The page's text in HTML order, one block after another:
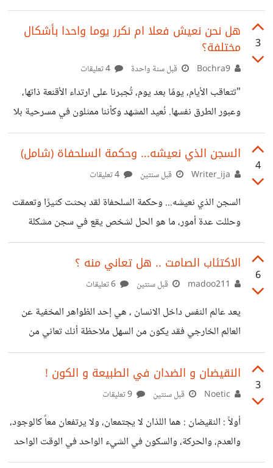
الحقيقي. نحضر في الأماكن، نؤدي المهام، نرد على الرسائل،
نبتسم في الصور ..لكن أرواحنا في مكانٍ آخر… أو ربما في لا
مكان. صرنا نعيش الحياة وكأننا في وضع الطيران ..! نغلق على
مشاعرنا، نؤجل أسئلتنا، ونتحرك آلياً بين مسؤولية وأخرى .. ننجز
كل شيء… إلا أنفسنا ..! الغريب أن الغياب لم يعد مرتبطًا بالحزن،
بل بالإنهاك. إنها تلك الحالة التي تجعلك تجلس مع من تحب دون
3
هل نحن نعيش فعلا ام نكرر يوما واحدا بأشكال
مختلفة؟
قبل سنة واحدة
"تتعاقب الأيام، يومًا بعد يوم، تُجبرنا على ارتداء الأقنعة ذاتها،
وعبور الطرق نفسها. نُعيد المشهد وكأننا ممثلون في مسرحية بلا
نهاية، ننتظر تغييرًا بسيطًا، حتى ننسى أننا نعيش يومًا جديدًا.
الساعة تمر، الدقيقة تمر، يحل الصباح ويتبعه الليل، وكأن الزمن
يسابق نفسه. لكن يبقى السؤال معلقًا: أيهما يمضي فعلاً؟ الوقت…
أننا نسير بينما نحن ندور في نفس الحلقة؟ "نستمر في الحلم…
لكن الواقع لا يتغير. نخوض التجارب، نعيد
4
السجن الذي نعيشه... وحكمة السلحفاة (شامل)
قبل سنتين
السجن الذي نعيشه... وحكمة السلحفاة لقد بحثت كثيرًا وتعمقت
وحللت عدة أمور، ما هو الحل لشخص يقع في سجن مشكلة
كبيرة سواء كانت مشكلة عائلية أو مشكلة في عمل ما أو في
شيء يحيط به ولا يستطيع الخروج، وخاصة لمن هم في وسط
هذا السجن؟ ماذا يفعل؟ لم أجد حلًّا أقرب من السلحفاة التي
الأيام. تستفيد كما الأيام، بكل خطوة تستفيد، ولكل خطوة تجمع
قدرًا من الكنوز وتنفق هذه الكنوز
6
الاكتئاب الصامت .. هل تعاني منه ؟
قبل سنتين
يعد عالم النفس داخل الانسان ، هي إحد الظواهر المخفية عن
العالم الخارجي فقد يكون من السهل ملاحظة أنك تعاني من
الزكام أو الرشح إنما المعاناة النفسية والضغوطات وحتى الاكتئاب
، يصعب ادراكه وملاحظته من قبل الاخرين ، وخاصة ذوي
المعرفة المحدودة لذلك فإن مايجري داخلنا لايشعر به أحد غيرنا
، وقد يكون هذا صحيا من ناحية ولكن بعض المشاكل قد تكون
جرس انذار لصاحبها لكشف ومعرفة أعراض الاكتئاب وأسبابها ..
كتبت مقالة مفصلة عن الموضوع هنا : https://alghad-
3
النقيضان و الضدان في الطبيعة و الكون !
قبل سنتين
أولاً : النقيضان : هما اللذان لا يجتمعان، ولا يرتفعان معاً كالوجود،
والعدم، والحركة، والسكون في الشيء الواحد في الوقت الواحد
.. ثانياً : الضدان : هما صفتان وجوديتان يتعاقبان في موضع